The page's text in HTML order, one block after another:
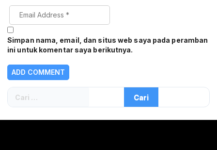
Simpan nama, email, dan situs web saya pada peramban
ini untuk komentar saya berikutnya.
Cari
untuk: